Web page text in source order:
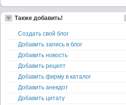
Также добавить!
Создать свой блог
Добавить запись в блог
Добавить новость
Добавить рецепт
Добавить фирму в каталог
Добавить анекдот
Добавить цитату